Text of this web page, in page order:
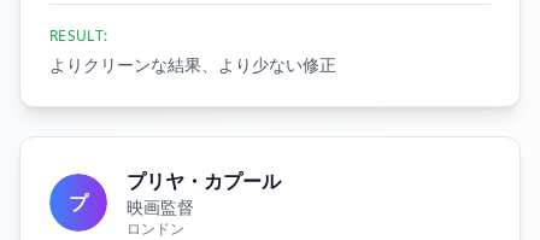
RESULT:
よりクリーンな結果、より少ない修正
プ
プリヤ・カプール
映画監督
ロンドン